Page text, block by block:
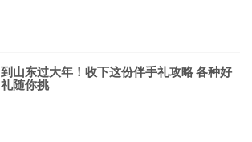
到山东过大年！收下这份伴手礼攻略 各种好
礼随你挑